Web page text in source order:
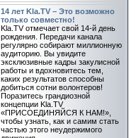
14 лет Kla.TV – Это возможно
только совместно!
Kla.TV отмечает свой 14-й день
рождения. Передачи канала
регулярно собирают миллионную
аудиторию. Вы увидите
эксклюзивные кадры закулисной
работы и вдохновитесь тем,
каких результатов способны
добиться сотни волонтеров!
Поразитесь грандиозной
концепции Kla.TV
«ПРИСОЕДИНЯЙСЯ К НАМ!»,
чтобы узнать, как и самим стать
частью этого неудержимого